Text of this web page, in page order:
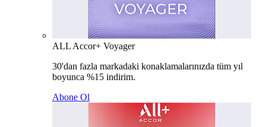
ALL Accor+ Voyager
30'dan fazla markadaki konaklamalarınızda tüm yıl
boyunca %15 indirim.
Abone Ol